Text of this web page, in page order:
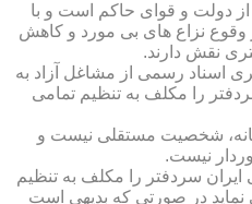
از دولت و قوای حاکم است و با
وقوع نزاع های بی مورد و کاهش
نقش دارند.
اسناد رسمی از مشاغل آزاد به
را مکلف به تنظیم تمامی
شخصیت مستقلی نیست و
نیست.
ایران سردفتر را مکلف به تنظیم
نماید در صورتی که بدیهی است